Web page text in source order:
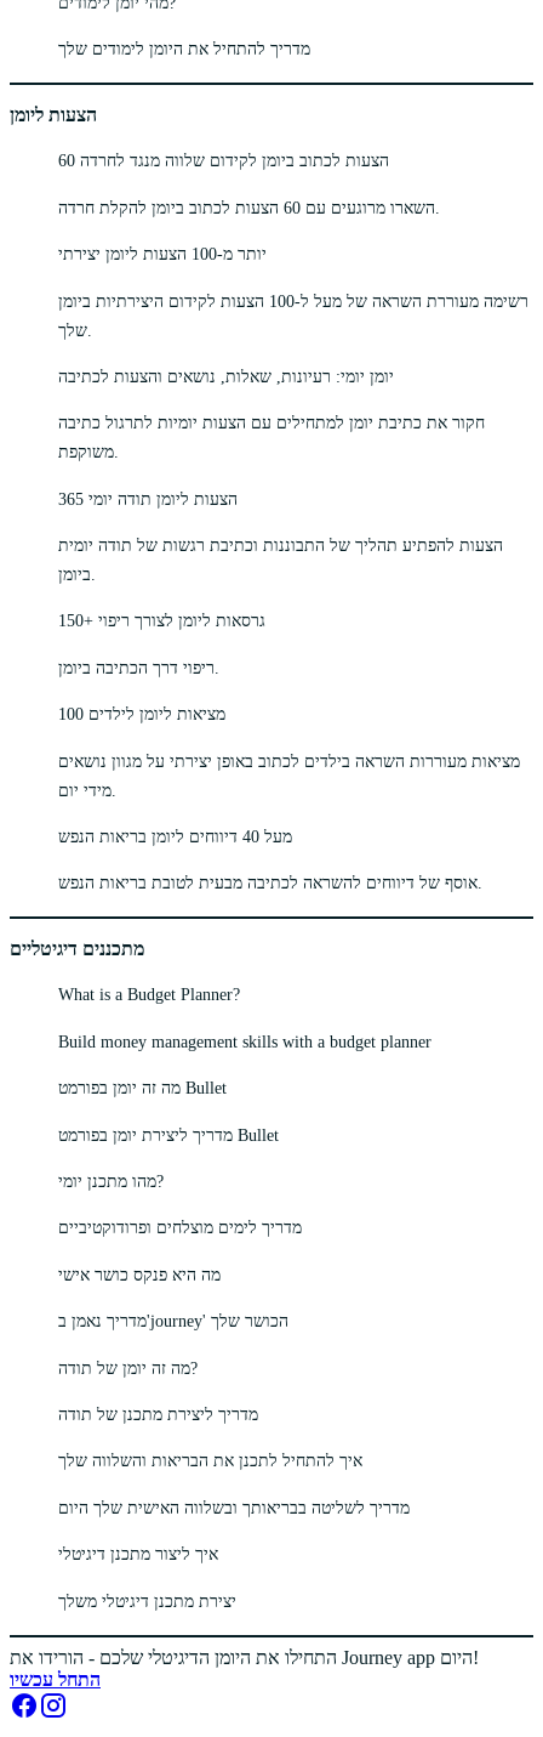
מדריך להתחיל את היומן לימודים שלך
הצעות ליומן
60 הצעות לכתוב ביומן לקידום שלווה מנגד לחרדה
יותר מ-100 הצעות ליומן יצירתי
רשימה מעוררת השראה של מעל ל-100 הצעות לקידום היצירתיות ביומן
יומן יומי: רעיונות, שאלות, נושאים והצעות לכתיבה
חקור את כתיבת יומן למתחילים עם הצעות יומיות לתרגול כתיבה
משוקפת.
365 הצעות ליומן תודה יומי
הצעות להפתיע תהליך של התבוננות וכתיבת רגשות של תודה יומית
150+ גרסאות ליומן לצורך ריפוי
100 מציאות ליומן לילדים
מציאות מעוררות השראה בילדים לכתוב באופן יצירתי על מגוון נושאים
מעל 40 דיווחים ליומן בריאות הנפש
אוסף של דיווחים להשראה לכתיבה מבעית לטובת בריאות הנפש.
מתכננים דיגיטליים
What is a Budget Planner?
Build money management skills with a budget planner
מה זה יומן בפורמט Bullet
מדריך ליצירת יומן בפורמט Bullet
מהו מתכנן יומי?
מדריך לימים מוצלחים ופרודוקטיביים
מה היא פנקס כושר אישי
מדריך נאמן ב'journey' הכושר שלך
מה זה יומן של תודה?
מדריך ליצירת מתכנן של תודה
איך להתחיל לתכנן את הבריאות והשלווה שלך
מדריך לשליטה בבריאותך ובשלווה האישית שלך היום
איך ליצור מתכנן דיגיטלי
יצירת מתכנן דיגיטלי משלך
התחילו את היומן הדיגיטלי שלכם - הורידו את Journey app היום!
התחל עכשיו